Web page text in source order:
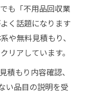
も「不用品回収業
く話題になります
や無料見積もり、
リアしています。
積もり内容確認、
い品目の説明を受